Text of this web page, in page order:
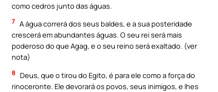
como cedros junto das águas.
7 A água correrá dos seus baldes, e a sua posteridade
crescerá em abundantes águas. O seu rei será mais
poderoso do que Agag, e o seu reino será exaltado. (ver
nota)
8
Deus, que o tirou do Egito, é para ele como a força do
rinoceronte. Ele devorará os povos, seus inimigos, e lhes